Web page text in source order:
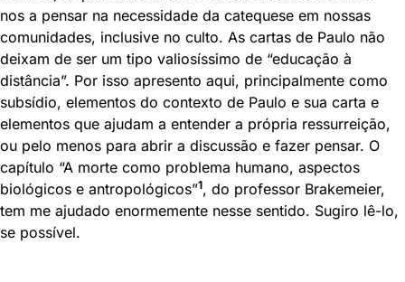
nos a pensar na necessidade da catequese em nossas
comunidades, inclusive no culto. As cartas de Paulo não
deixam de ser um tipo valiosíssimo de “educação à
distância”. Por isso apresento aqui, principalmente como
subsídio, elementos do contexto de Paulo e sua carta e
elementos que ajudam a entender a própria ressurreição,
ou pelo menos para abrir a discussão e fazer pensar. O
capítulo “A morte como problema humano, aspectos
biológicos e antropológicos”1, do professor Brakemeier,
tem me ajudado enormemente nesse sentido. Sugiro lê-lo,
se possível.